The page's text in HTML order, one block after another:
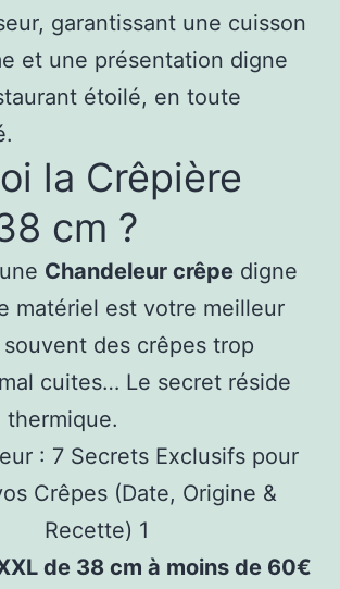
garantissant une cuisson
et une présentation digne
étoilé, en toute
la Crêpière
cm ?
Chandeleur crêpe digne
matériel est votre meilleur
des crêpes trop
cuites… Le secret réside
thermique.
de 38 cm à moins de 60€